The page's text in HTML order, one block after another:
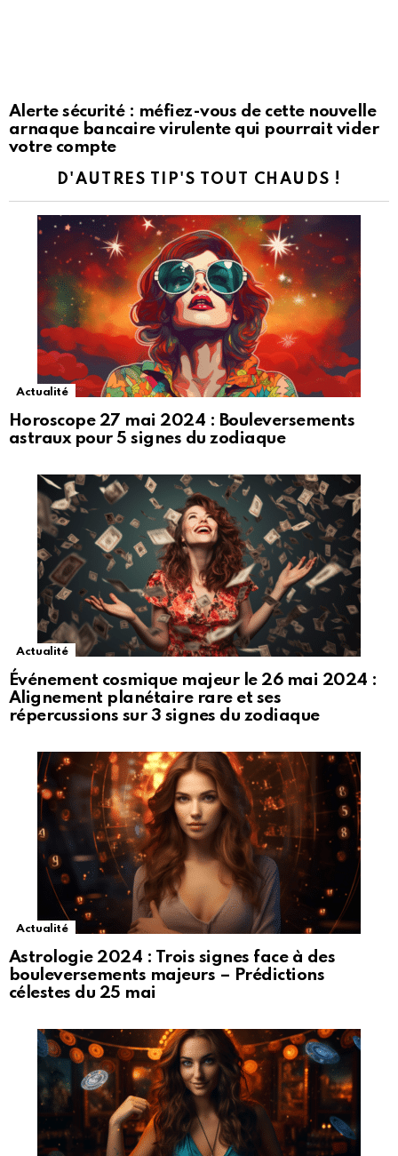
Alerte sécurité : méfiez-vous de cette nouvelle
arnaque bancaire virulente qui pourrait vider
votre compte
D'AUTRES TIP'S TOUT CHAUDS !
Actualité
Horoscope 27 mai 2024 : Bouleversements
astraux pour 5 signes du zodiaque
Actualité
Événement cosmique majeur le 26 mai 2024 :
Alignement planétaire rare et ses
répercussions sur 3 signes du zodiaque
Actualité
Astrologie 2024 : Trois signes face à des
bouleversements majeurs – Prédictions
célestes du 25 mai